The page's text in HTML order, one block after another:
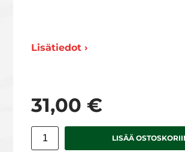
Lisätiedot ›
31,00 €
LISÄÄ